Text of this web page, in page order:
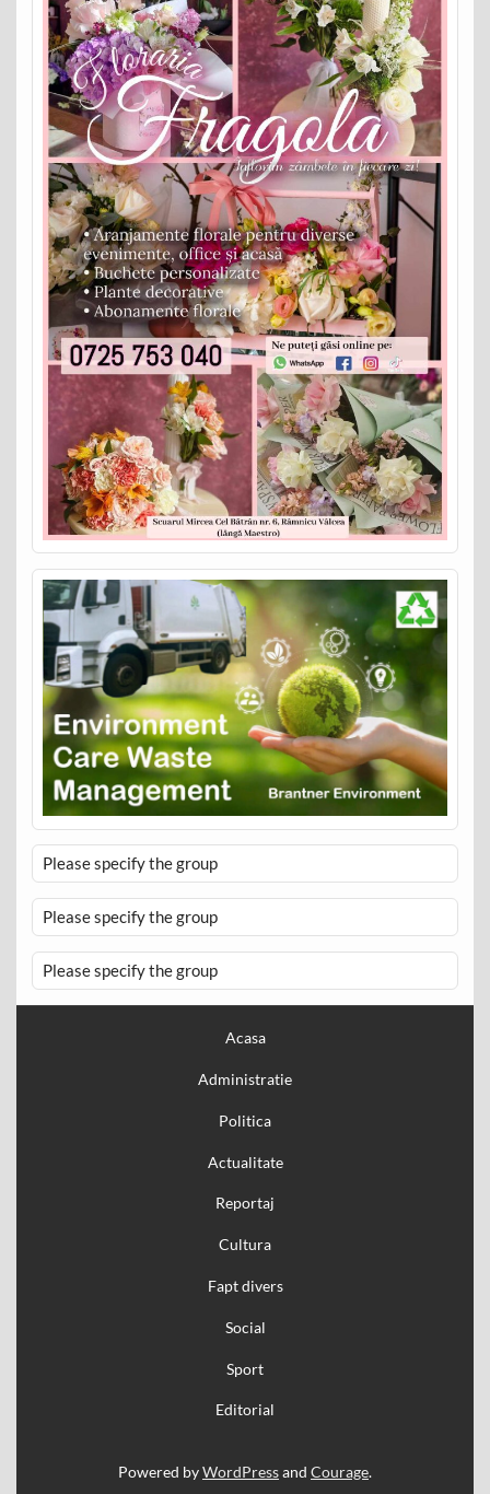
Please specify the group
Please specify the group
Please specify the group
Acasa
Administratie
Politica
Actualitate
Reportaj
Cultura
Fapt divers
Social
Sport
Editorial
Powered byWordPressand Courage.